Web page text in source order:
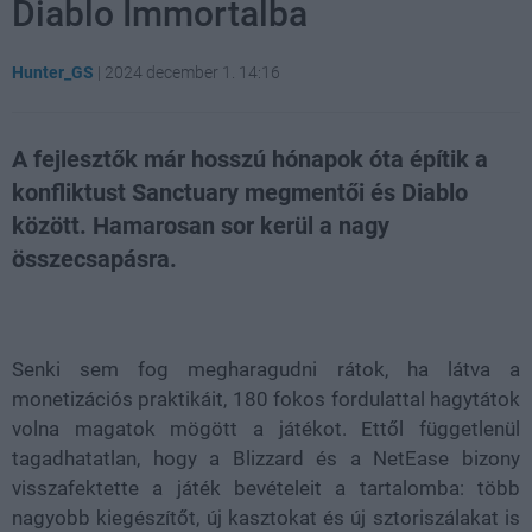
Diablo Immortalba
Hunter_GS | 2024 december 1. 14:16
A fejlesztők már hosszú hónapok óta építik a
konfliktust Sanctuary megmentői és Diablo
között. Hamarosan sor kerül a nagy
összecsapásra.
Senki sem fog megharagudni rátok, ha látva a
monetizációs praktikáit, 180 fokos fordulattal hagytátok
volna magatok mögött a játékot. Ettől függetlenül
tagadhatatlan, hogy a Blizzard és a NetEase bizony
visszafektette a játék bevételeit a tartalomba: több
nagyobb kiegészítőt, új kasztokat és új sztoriszálakat is